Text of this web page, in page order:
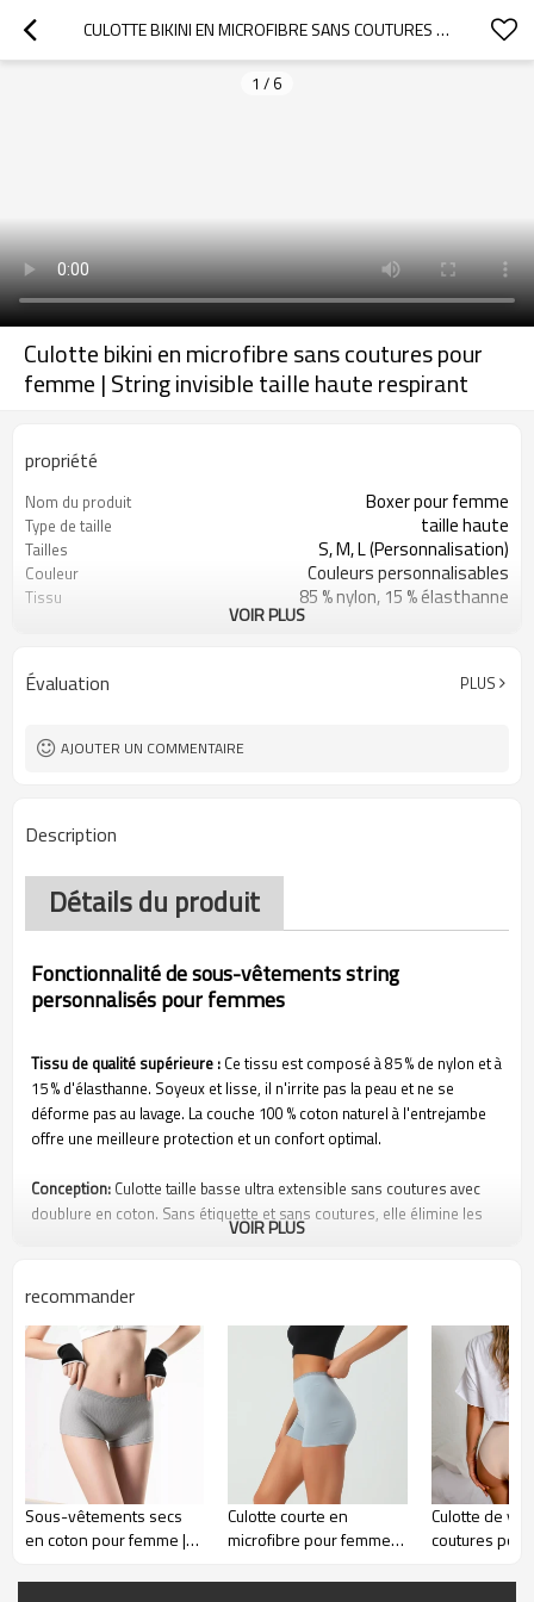
CULOTTE BIKINI EN MICROFIBRE SANS COUTURES POUR FEMME | STRING INVISIBLE TAILLE HAUTE RESPIRANT
1 / 6
Culotte bikini en microfibre sans coutures pour
femme | String invisible taille haute respirant
propriété
Nom du produit Boxer pour femme
Type de taille taille haute
Tailles S, M, L (Personnalisation)
Couleur Couleurs personnalisables
Tissu 85 % nylon, 15 % élasthanne
Quantité minimale de
commande
VOIR PLUS
Évaluation PLUS
AJOUTER UN COMMENTAIRE
Description
Détails du produit
Fonctionnalité de sous-vêtements string
personnalisés pour femmes
Tissu de qualité supérieure : Ce tissu est composé à 85 % de nylon et à
15 % d'élasthanne. Soyeux et lisse, il n'irrite pas la peau et ne se
déforme pas au lavage. La couche 100 % coton naturel à l'entrejambe
offre une meilleure protection et un confort optimal.
Conception: Culotte taille basse ultra extensible sans coutures avec
doublure en coton. Sans étiquette et sans coutures, elle élimine les
frottements et les pincements tout en minimisant les marques
sexy. Séchage rapide. Emportez ces sous-vêtements de sport
respirants et confortables avec vous. Adaptés aux voyages et aux
modes de vie actifs.
Fonction:Technologie de résistance aux odeurs et d'évacuation de
l'humidité, vous garde au frais et au sec tout au long de la journée,
permet une liberté de mouvement.
Occasion:Adaptés à toutes les saisons et à tous les types de
ils sont aussi très confortables.
VOIR PLUS
recommander
Sous-vêtements secs
en coton pour femme |
Culottes pour femme
Culotte courte en
microfibre pour femme |
dentelle festonnée |
Culotte de
coutures
rapide |